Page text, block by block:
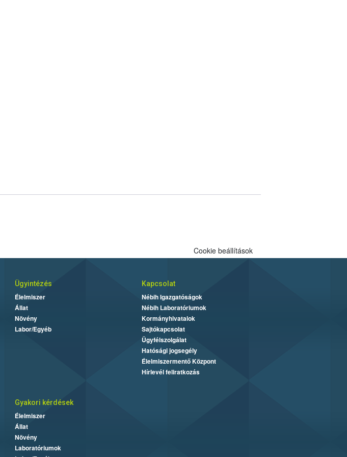
Cookie beállítások
Ügyintézés
Élelmiszer
Állat
Növény
Labor/Egyéb
Kapcsolat
Nébih Igazgatóságok
Nébih Laboratóriumok
Kormányhivatalok
Sajtókapcsolat
Ügyfélszolgálat
Hatósági jogsegély
Élelmiszermentő Központ
Hírlevél feliratkozás
Gyakori kérdések
Élelmiszer
Állat
Növény
Laboratóriumok